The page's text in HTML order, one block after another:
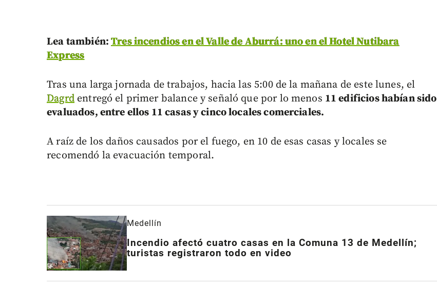
Lea también:Tres incendios en el Valle de Aburrá: uno en el Hotel Nutibara
Express
Tras una larga jornada de trabajos, hacia las 5:00 de la mañana de este lunes, el
Dagrdentregó el primer balance y señaló que por lo menos 11 edificios habían sido
evaluados, entre ellos 11 casas y cinco locales comerciales.
A raíz de los daños causados por el fuego, en 10 de esas casas y locales se
recomendó la evacuación temporal.
Medellín
Incendio afectó cuatro casas en la Comuna 13 de Medellín;
turistas registraron todo en video